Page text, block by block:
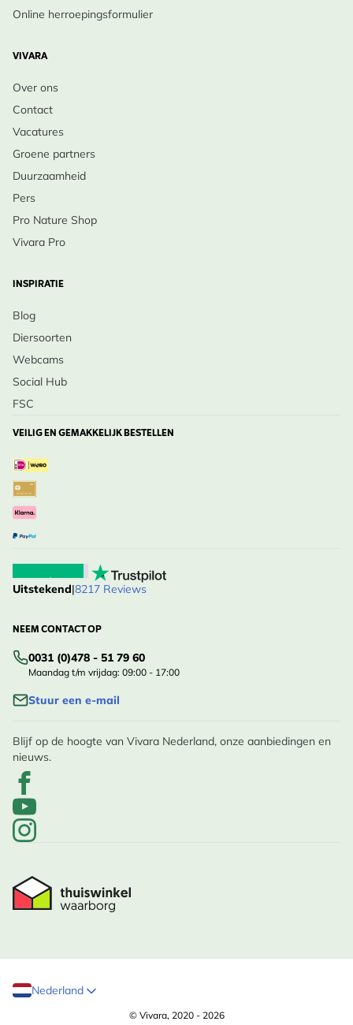
Online herroepingsformulier
VIVARA
Over ons
Contact
Vacatures
Groene partners
Duurzaamheid
Pers
Pro Nature Shop
Vivara Pro
INSPIRATIE
Blog
Diersoorten
Webcams
Social Hub
FSC
VEILIG EN GEMAKKELIJK BESTELLEN
Uitstekend|8217 Reviews
NEEM CONTACT OP
0031 (0)478 - 51 79 60
Maandag t/m vrijdag: 09:00 - 17:00
Stuur een e-mail
Blijf op de hoogte van Vivara Nederland, onze aanbiedingen en
nieuws.
Nederland
© Vivara, 2020 - 2026